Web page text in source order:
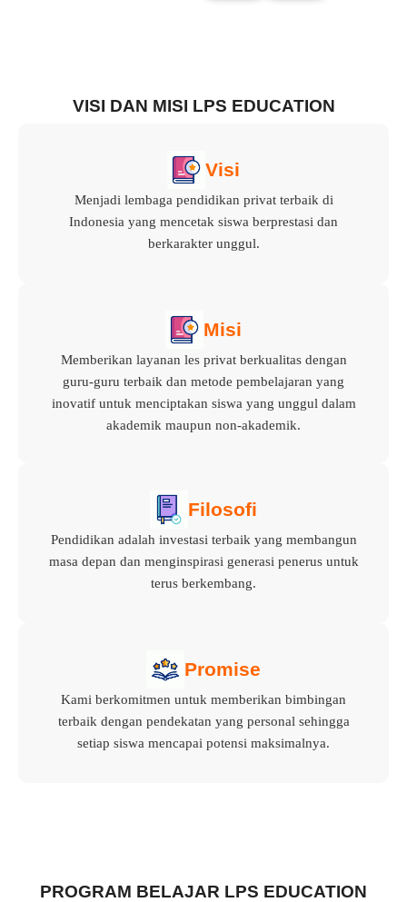
VISI DAN MISI LPS EDUCATION
Visi
Menjadi lembaga pendidikan privat terbaik di
Indonesia yang mencetak siswa berprestasi dan
berkarakter unggul.
Misi
Memberikan layanan les privat berkualitas dengan
guru-guru terbaik dan metode pembelajaran yang
inovatif untuk menciptakan siswa yang unggul dalam
akademik maupun non-akademik.
Filosofi
Pendidikan adalah investasi terbaik yang membangun
masa depan dan menginspirasi generasi penerus untuk
terus berkembang.
Promise
Kami berkomitmen untuk memberikan bimbingan
terbaik dengan pendekatan yang personal sehingga
setiap siswa mencapai potensi maksimalnya.
PROGRAM BELAJAR LPS EDUCATION